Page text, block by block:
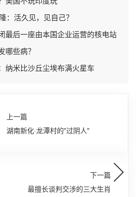
：活久见，见自己？
最后一座由本国企业运营的核电站
哪些病？
纳米比沙丘尘埃布满火星车
上一篇
湖南新化·龙潭村的"过阴人"
下一篇
最擅长谈判交涉的三大生肖